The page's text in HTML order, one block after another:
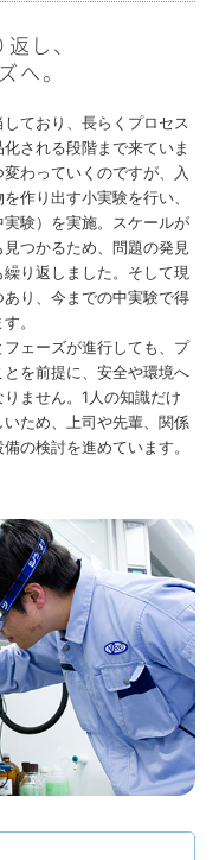
し、
へ。
ており、長らくプロセス
される段階まで来ていま
わっていくのですが、入
作り出す小実験を行い、
験）を実施。スケールが
つかるため、問題の発見
り返しました。そして現
り、今までの中実験で得
。
ェーズが進行しても、プ
を前提に、安全や環境へ
ません。1人の知識だけ
ため、上司や先輩、関係
の検討を進めています。